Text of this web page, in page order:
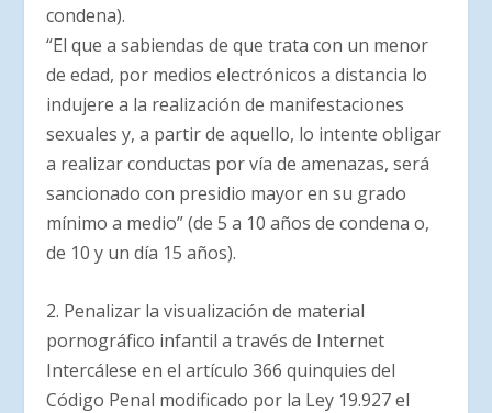
condena).
“El que a sabiendas de que trata con un menor
de edad, por medios electrónicos a distancia lo
indujere a la realización de manifestaciones
sexuales y, a partir de aquello, lo intente obligar
a realizar conductas por vía de amenazas, será
sancionado con presidio mayor en su grado
mínimo a medio” (de 5 a 10 años de condena o,
de 10 y un día 15 años).
2. Penalizar la visualización de material
pornográfico infantil a través de Internet
Intercálese en el artículo 366 quinquies del
Código Penal modificado por la Ley 19.927 el